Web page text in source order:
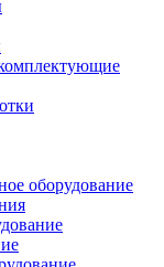
оборудование